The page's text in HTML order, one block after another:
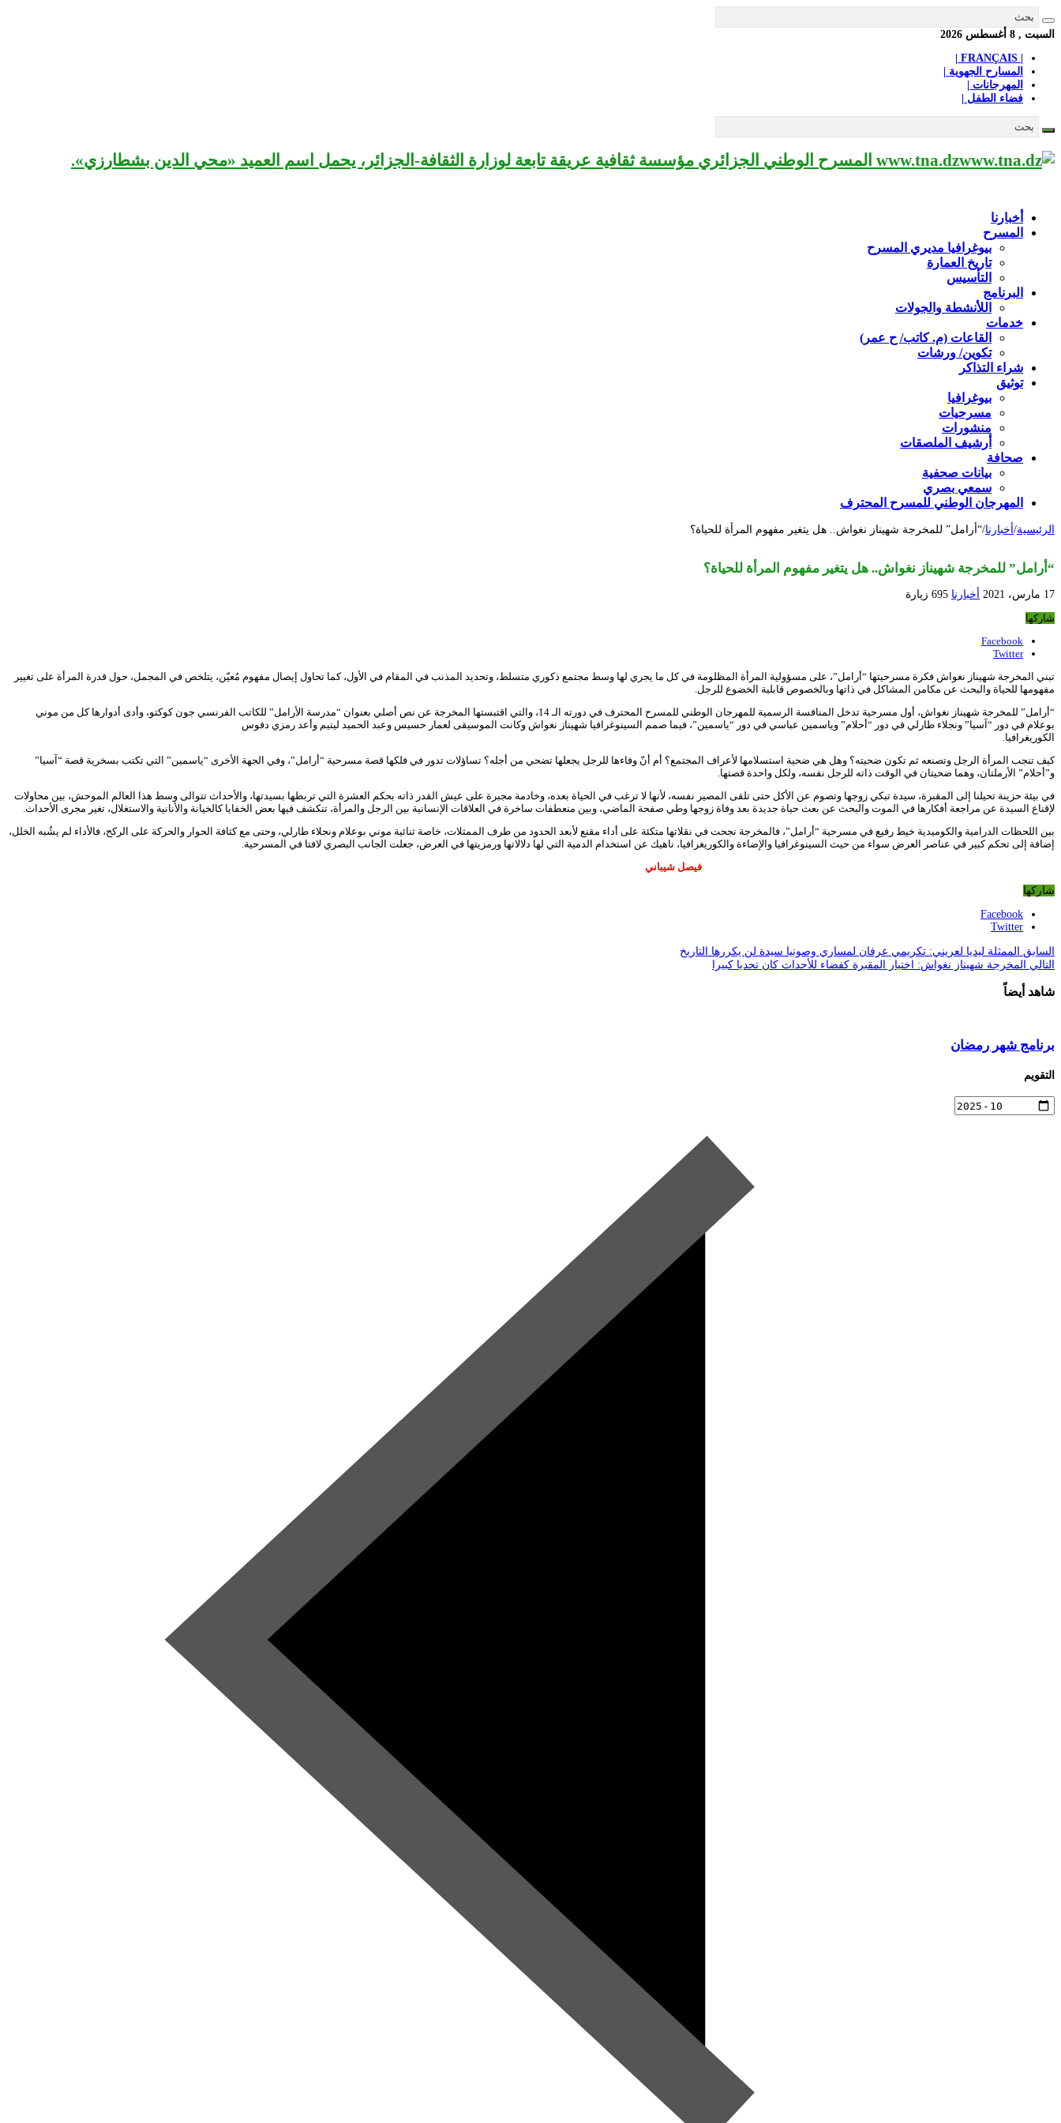
السبت , 8 أغسطس 2026
المسارح الجهوية |
المهرجانات |
فضاء الطفل |
www.tna.dz المسرح الوطني الجزائري مؤسسة ثقافية عريقة تابعة لوزارة الثقافة-الجزائر، يحمل اسم العميد «محي الدين بشطارزي».
أخبارنا
المسرح
بيوغرافيا مديري المسرح
تاريخ العمارة
التأسيس
البرنامج
اللأنشطة والجولات
خدمات
القاعات (م. كاتب/ ح عمر)
تكوين/ ورشات
شراء التذاكر
توثيق
بيوغرافيا
مسرحيات
منشورات
أرشيف الملصقات
صحافة
بيانات صحفية
سمعي بصري
المهرجان الوطني للمسرح المحترف
الرئيسية/ أخبارنا/“أرامل” للمخرجة شهيناز نغواش.. هل يتغير مفهوم المرأة للحياة؟
“أرامل” للمخرجة شهيناز نغواش.. هل يتغير مفهوم المرأة للحياة؟
17 مارس، 2021 أخبارنا 695 زيارة
شاركها
Facebook
Twitter
تبني المخرجة شهيناز نغواش فكرة مسرحيتها “أرامل”، على مسؤولية المرأة المظلومة في كل ما يجري لها وسط مجتمع ذكوري متسلط، وتحديد المذنب في المقام في الأول، كما تحاول إيصال مفهوم مُعيّن، يتلخص في المجمل، حول قدرة المرأة على تغيير
مفهومها للحياة والبحث عن مكامن المشاكل في ذاتها وبالخصوص قابلية الخضوع للرجل.
“أرامل” للمخرجة شهيناز نغواش، أول مسرحية تدخل المنافسة الرسمية للمهرجان الوطني للمسرح المحترف في دورته الـ 14، والتي اقتبستها المخرجة عن نص أصلي بعنوان “مدرسة الأرامل” للكاتب الفرنسي جون كوكتو، وأدى أدوارها كل من موني
بوعلام في دور “آسيا” ونجلاء طارلي في دور “أحلام” وياسمين عباسي في دور “ياسمين”، فيما صمم السينوغرافيا شهيناز نغواش وكانت الموسيقى لعمار حسيس وعبد الحميد ليتيم وأعد رمزي دفوس
الكوريغرافيا.
كيف تنجب المرأة الرجل وتصنعه ثم تكون ضحيته؟ وهل هي ضحية استسلامها لأعراف المجتمع؟ أم أنّ وفاءها للرجل يجعلها تضحي من أجله؟ تساؤلات تدور في فلكها قصة مسرحية “أرامل”، وفي الجهة الأخرى “ياسمين” التي تكتب بسخرية قصة “آسيا”
و”أحلام” الأرملتان، وهما ضحيتان في الوقت ذاته للرجل نفسه، ولكل واحدة قصتها.
في بيئة حزينة تحيلنا إلى المقبرة، سيدة تبكي زوجها وتصوم عن الأكل حتى تلقى المصير نفسه، لأنها لا ترغب في الحياة بعده، وخادمة مجبرة على عيش القدر ذاته بحكم العشرة التي تربطها بسيدتها، والأحداث تتوالى وسط هذا العالم الموحش، بين محاولات
لإقناع السيدة عن مراجعة أفكارها في الموت والبحث عن بعث حياة جديدة بعد وفاة زوجها وطي صفحة الماضي، وبين منعطفات ساخرة في العلاقات الإنسانية بين الرجل والمرأة، تنكشف فيها بعض الخفايا كالخيانة والأنانية والاستغلال، تغير مجرى الأحداث.
بين اللحظات الدرامية والكوميدية خيط رفيع في مسرحية “أرامل”، فالمخرجة نجحت في نقلاتها متكئة على أداء مقنع لأبعد الحدود من طرف الممثلات، خاصة ثنائية موني بوعلام ونجلاء طارلي، وحتى مع كثافة الحوار والحركة على الركح، فالأداء لم يشُبه الخلل،
إضافة إلى تحكم كبير في عناصر العرض سواء من حيث السينوغرافيا والإضاءة والكوريغرافيا، ناهيك عن استخدام الدمية التي لها دلالاتها ورمزيتها في العرض، جعلت الجانب البصري لافتا في المسرحية.
فيصل شيباني
شاركها
Facebook
Twitter
السابق الممثلة ليديا لعريني: تكريمي عرفان لمساري وصونيا سيدة لن يكررها التاريخ
التالي المخرجة شهيناز نغواش: اختيار المقبرة كفضاء للأحداث كان تحديا كبيرا
شاهد أيضاً
برنامج شهر رمضان
التقويم